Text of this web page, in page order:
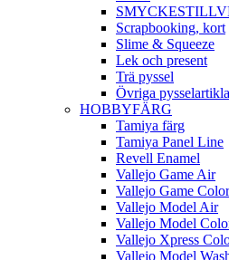
Scrapbooking, kort
Slime & Squeeze
Lek och present
Trä pyssel
Övriga
HOBBYFÄRG
Tamiya färg
Tamiya Panel Line
Revell Enamel
Vallejo Game Air
Vallejo Game Color
Vallejo Model Air
Vallejo Model
Vallejo Xpress
Vallejo Model